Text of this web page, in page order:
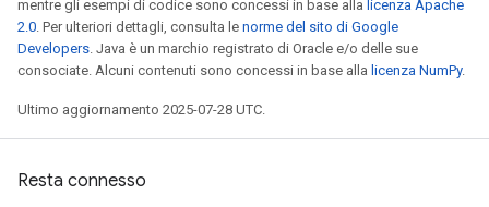
mentre gli esempi di codice sono concessi in base alla licenza Apache
2.0. Per ulteriori dettagli, consulta le norme del sito di Google
Developers. Java è un marchio registrato di Oracle e/o delle sue
consociate. Alcuni contenuti sono concessi in base alla licenza NumPy.
Ultimo aggiornamento 2025-07-28 UTC.
Resta connesso